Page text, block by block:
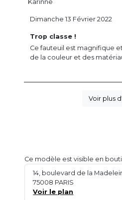
Karinne
Trop classe !
Ce fauteuil est magnifique
de la couleur et des
Dimanche 13 Février 2022
Voir plus
Ce modèle est visible en
14, boulevard de la
75008 PARIS
Voir le plan